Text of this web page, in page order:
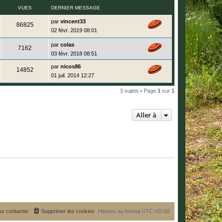
g
e
s
s
a
g
e
r
m
s
s
a
g
e
VUES DERNIER MESSAGE
86825V
u
D
r
n
i
e
r
e
s
a
par vincent33
02 févr. 2019 08:01
7162
u
e
s
D
r
n
e
m
par colas
03 févr. 2018 08:51
14852V
u
D
r
n
par nicos86
01 juil. 2014 12:27
3 sujets • Page 1 sur 1
Aller à
Heures au format UTC+02:00
Supprimer les cookies
contacter